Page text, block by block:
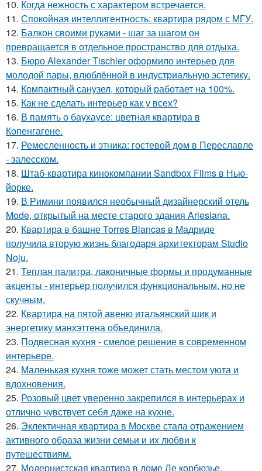
10. Когда нежность с характером встречается.
11. Спокойная интеллигентность: квартира рядом с МГУ.
12. Балкон своими руками - шаг за шагом он
превращается в отдельное пространство для отдыха.
13. Бюро Alexander Tischler оформило интерьер для
молодой пары, влюблённой в индустриальную эстетику.
14. Компактный санузел, который работает на 100%.
15. Как не сделать интерьер как у всех?
16. В память о баухаусе: цветная квартира в
Копенгагене.
17. Ремесленность и этника: гостевой дом в Переславле
- залесском.
18. Штаб-квартира кинокомпании Sandbox Films в Нью-
йорке.
19. В Римини появился необычный дизайнерский отель
Mode, открытый на месте старого здания Arlesiana.
20. Квартира в башне Torres Blancas в Мадриде
получила вторую жизнь благодаря архитекторам Studio
Noju.
21. Теплая палитра, лаконичные формы и продуманные
акценты - интерьер получился функциональным, но не
скучным.
22. Квартира на пятой авеню итальянский шик и
энергетику манхэттена объединила.
23. Подвесная кухня - смелое решение в современном
интерьере.
24. Маленькая кухня тоже может стать местом уюта и
вдохновения.
25. Розовый цвет уверенно закрепился в интерьерах и
отлично чувствует себя даже на кухне.
26. Эклектичная квартира в Москве стала отражением
активного образа жизни семьи и их любви к
путешествиям.
27. Модернистская квартира в доме Ле корбюзье.